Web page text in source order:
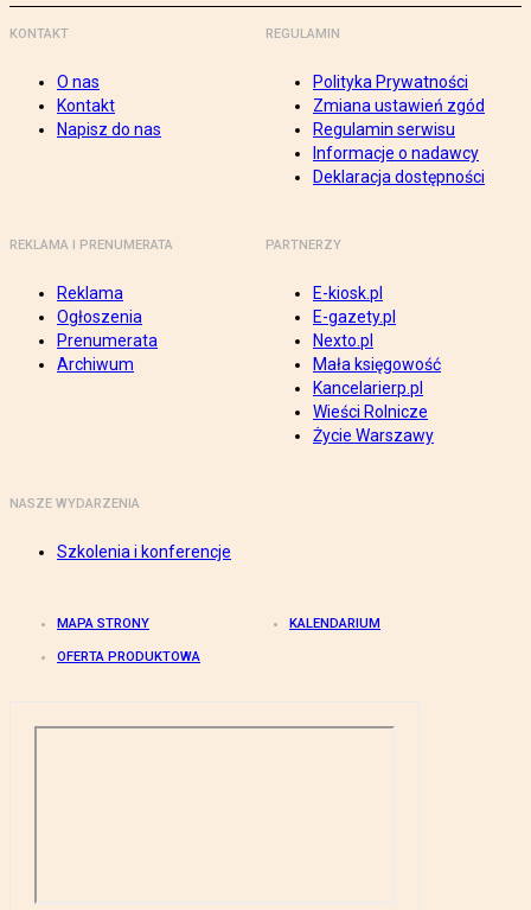
KONTAKT
O nas
Kontakt
Napisz do nas
REGULAMIN
Polityka Prywatności
Zmiana ustawień zgód
Regulamin serwisu
Informacje o nadawcy
Deklaracja dostępności
REKLAMA I PRENUMERATA
Reklama
Ogłoszenia
Prenumerata
Archiwum
PARTNERZY
E-kiosk.pl
E-gazety.pl
Nexto.pl
Mała księgowość
Kancelarierp.pl
Wieści Rolnicze
Życie Warszawy
NASZE WYDARZENIA
Szkolenia i konferencje
MAPA STRONY KALENDARIUM
OFERTA PRODUKTOWA